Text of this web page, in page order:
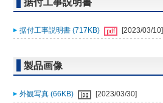
据付工事説明書
据付工事説明書 (717KB) [2023/03/10]
製品画像
外観写真 (66KB) [2023/03/30]